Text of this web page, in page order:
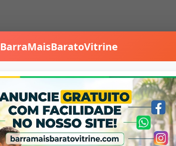
BarraMaisBaratoVitrine
Falar no WhatsApp